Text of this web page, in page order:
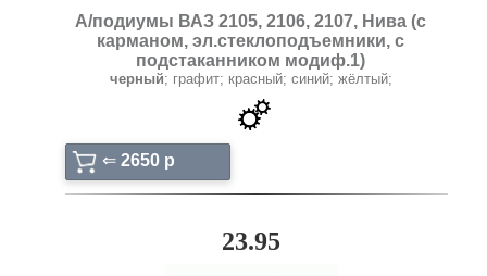
А/подиумы ВАЗ 2105, 2106, 2107, Нива (с
карманом, эл.стеклоподъемники, с
подстаканником модиф.1)
черный; графит; красный; синий; жёлтый;
⇐ 2650 p
23.95